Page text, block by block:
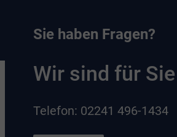
Sie haben Fragen?
Wir sind für
Telefon: 02241 496-1434